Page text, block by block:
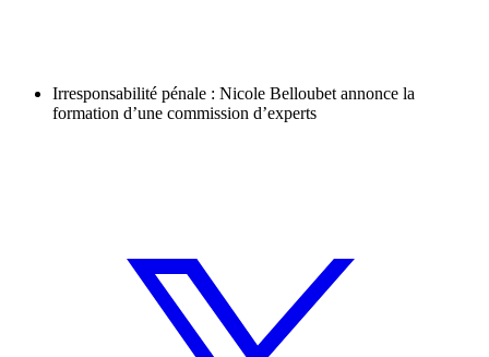
Irresponsabilité pénale : Nicole Belloubet annonce la
formation d’une commission d’experts